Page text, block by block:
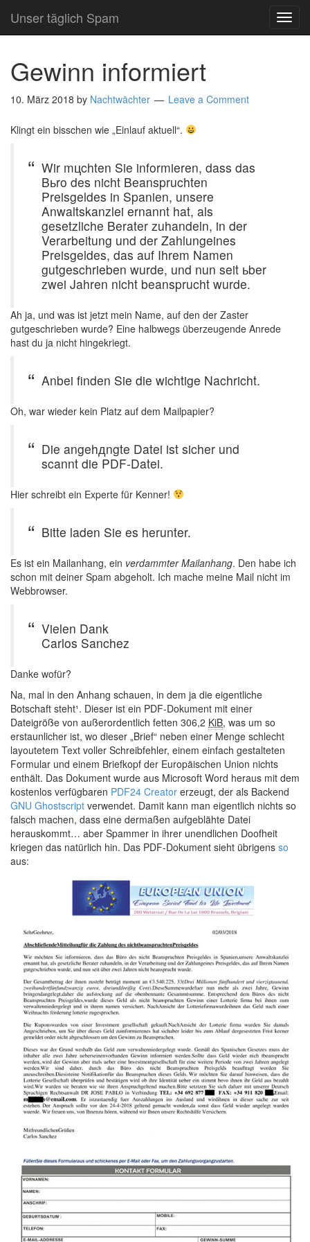
Unser täglich Spam
Gewinn informiert
10. März 2018 by Nachtwächter Leave a Comment
Klingt ein bisschen wie „Einlauf aktuell“.
Wir mцchten Sie informieren, dass das
Bьro des nicht Beanspruchten
Preisgeldes in Spanien, unsere
Anwaltskanzlei ernannt hat, als
gesetzliche Berater zuhandeln, in der
Verarbeitung und der Zahlungeines
Preisgeldes, das auf Ihrem Namen
gutgeschrieben wurde, und nun seit ьber
zwei Jahren nicht beansprucht wurde.
Ah ja, und was ist jetzt mein Name, auf den der Zaster
gutgeschrieben wurde? Eine halbwegs überzeugende Anrede
hast du ja nicht hingekriegt.
Anbei finden Sie die wichtige Nachricht.
Oh, war wieder kein Platz auf dem Mailpapier?
Die angehдngte Datei ist sicher und
scannt die PDF-Datei.
Hier schreibt ein Experte für Kenner!
Bitte laden Sie es herunter.
Es ist ein Mailanhang, ein verdammter Mailanhang. Den habe ich
schon mit deiner Spam abgeholt. Ich mache meine Mail nicht im
Webbrowser.
Vielen Dank
Carlos Sanchez
Danke wofür?
Na, mal in den Anhang schauen, in dem ja die eigentliche
Botschaft steht¹. Dieser ist ein PDF-Dokument mit einer
Dateigröße von außerordentlich fetten 306,2 KiB, was um so
erstaunlicher ist, wo dieser „Brief“ neben einer Menge schlecht
layoutetem Text voller Schreibfehler, einem einfach gestalteten
Formular und einem Briefkopf der Europäischen Union nichts
enthält. Das Dokument wurde aus Microsoft Word heraus mit dem
kostenlos verfügbaren PDF24 Creator erzeugt, der als Backend
GNU Ghostscript verwendet. Damit kann man eigentlich nichts so
falsch machen, dass eine dermaßen aufgeblähte Datei
herauskommt… aber Spammer in ihrer unendlichen Doofheit
kriegen das natürlich hin. Das PDF-Dokument sieht übrigens so
aus: